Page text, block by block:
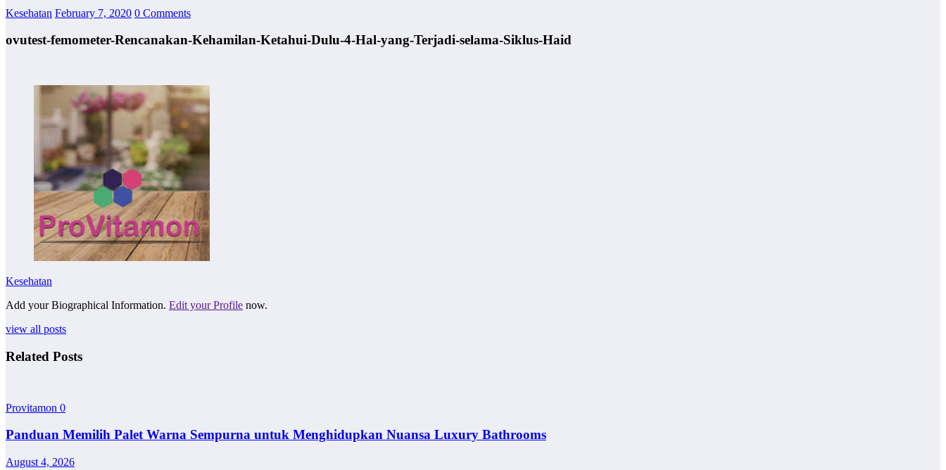
Kesehatan February 7, 2020 0 Comments
ovutest-femometer-Rencanakan-Kehamilan-Ketahui-Dulu-4-Hal-yang-Terjadi-selama-Siklus-Haid
Kesehatan
Add your Biographical Information. Edit your Profile now.
view all posts
Related Posts
Provitamon 0
Panduan Memilih Palet Warna Sempurna untuk Menghidupkan Nuansa Luxury Bathrooms
August 4, 2026